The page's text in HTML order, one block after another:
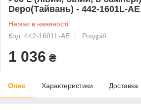
Depo(Тайвань) - 442-1601L-AE
Немає в наявності
Код: 442-1601L-AE
Роздріб
1 036 ₴
Опис Характеристики Доставка